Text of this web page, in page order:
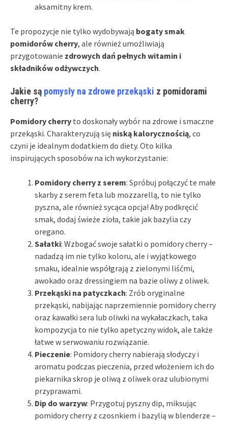
aksamitny krem.
Te propozycje nie tylko wydobywają bogaty smak
pomidorów cherry, ale również umożliwiają
przygotowanie zdrowych dań pełnych witamin i
składników odżywczych.
Jakie są pomysły na zdrowe przekąski z pomidorami
cherry?
Pomidory cherry to doskonały wybór na zdrowe i smaczne
przekąski. Charakteryzują się niską kalorycznością, co
czyni je idealnym dodatkiem do diety. Oto kilka
inspirujących sposobów na ich wykorzystanie:
Pomidory cherry z serem: Spróbuj połączyć te małe
skarby z serem feta lub mozzarellą, to nie tylko
pyszna, ale również sycąca opcja! Aby podkręcić
smak, dodaj świeże zioła, takie jak bazylia czy
oregano.
Sałatki: Wzbogać swoje sałatki o pomidory cherry –
nadadzą im nie tylko koloru, ale i wyjątkowego
smaku, idealnie współgrają z zielonymi liśćmi,
awokado oraz dressingiem na bazie oliwy z oliwek.
Przekąski na patyczkach: Zrób oryginalne
przekąski, nabijając naprzemiennie pomidory cherry
oraz kawałki sera lub oliwki na wykałaczkach, taka
kompozycja to nie tylko apetyczny widok, ale także
łatwe w serwowaniu rozwiązanie.
Pieczenie: Pomidory cherry nabierają słodyczy i
aromatu podczas pieczenia, przed włożeniem ich do
piekarnika skrop je oliwą z oliwek oraz ulubionymi
przyprawami.
Dip do warzyw: Przygotuj pyszny dip, miksując
pomidory cherry z czosnkiem i bazylią w blenderze –